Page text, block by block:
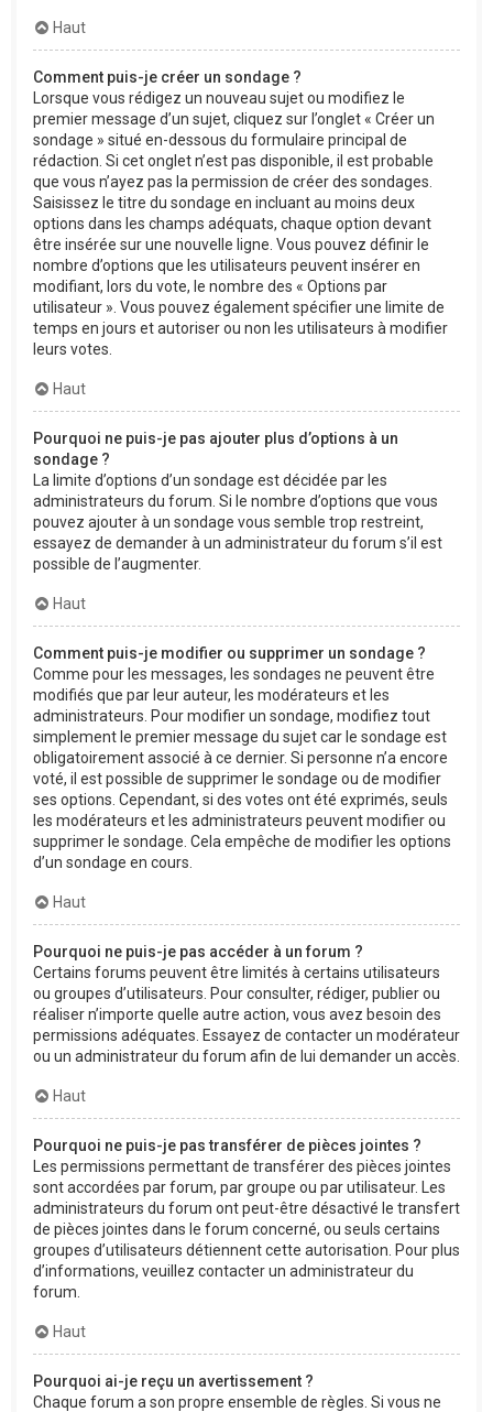
Haut
Comment puis-je créer un sondage ?
Lorsque vous rédigez un nouveau sujet ou modifiez le
premier message d’un sujet, cliquez sur l’onglet « Créer un
sondage » situé en-dessous du formulaire principal de
rédaction. Si cet onglet n’est pas disponible, il est probable
que vous n’ayez pas la permission de créer des sondages.
Saisissez le titre du sondage en incluant au moins deux
options dans les champs adéquats, chaque option devant
être insérée sur une nouvelle ligne. Vous pouvez définir le
nombre d’options que les utilisateurs peuvent insérer en
modifiant, lors du vote, le nombre des « Options par
utilisateur ». Vous pouvez également spécifier une limite de
temps en jours et autoriser ou non les utilisateurs à modifier
leurs votes.
Haut
Pourquoi ne puis-je pas ajouter plus d’options à un
sondage ?
La limite d’options d’un sondage est décidée par les
administrateurs du forum. Si le nombre d’options que vous
pouvez ajouter à un sondage vous semble trop restreint,
essayez de demander à un administrateur du forum s’il est
possible de l’augmenter.
Haut
Comment puis-je modifier ou supprimer un sondage ?
Comme pour les messages, les sondages ne peuvent être
modifiés que par leur auteur, les modérateurs et les
administrateurs. Pour modifier un sondage, modifiez tout
simplement le premier message du sujet car le sondage est
obligatoirement associé à ce dernier. Si personne n’a encore
voté, il est possible de supprimer le sondage ou de modifier
ses options. Cependant, si des votes ont été exprimés, seuls
les modérateurs et les administrateurs peuvent modifier ou
supprimer le sondage. Cela empêche de modifier les options
d’un sondage en cours.
Haut
Pourquoi ne puis-je pas accéder à un forum ?
Certains forums peuvent être limités à certains utilisateurs
ou groupes d’utilisateurs. Pour consulter, rédiger, publier ou
réaliser n’importe quelle autre action, vous avez besoin des
permissions adéquates. Essayez de contacter un modérateur
ou un administrateur du forum afin de lui demander un accès.
Haut
Pourquoi ne puis-je pas transférer de pièces jointes ?
Les permissions permettant de transférer des pièces jointes
sont accordées par forum, par groupe ou par utilisateur. Les
administrateurs du forum ont peut-être désactivé le transfert
de pièces jointes dans le forum concerné, ou seuls certains
groupes d’utilisateurs détiennent cette autorisation. Pour plus
d’informations, veuillez contacter un administrateur du
forum.
Haut
Pourquoi ai-je reçu un avertissement ?
Chaque forum a son propre ensemble de règles. Si vous ne